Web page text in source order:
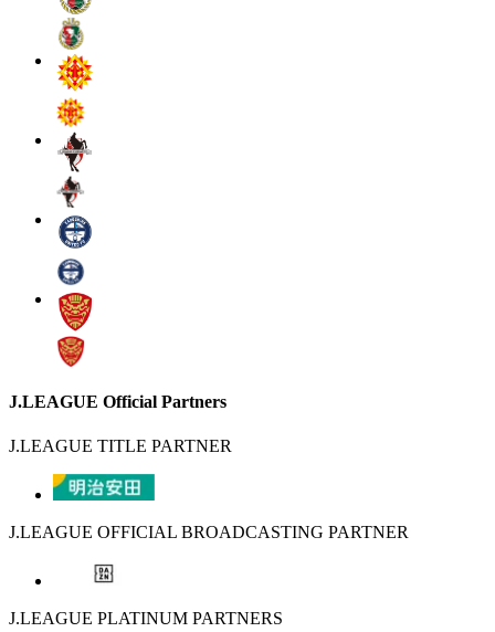
J.LEAGUE Official Partners
J.LEAGUE TITLE PARTNER
J.LEAGUE OFFICIAL BROADCASTING PARTNER
J.LEAGUE PLATINUM PARTNERS